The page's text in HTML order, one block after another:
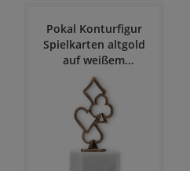
Pokal Konturfigur
Spielkarten altgold
auf weißem
Marmorsockel